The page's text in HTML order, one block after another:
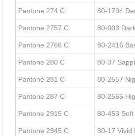
Pantone 274 C 80-1794
Pantone 2757 C 80-003
Pantone 2766 C 80-2416
Pantone 280 C 80-37
Pantone 281 C 80-2557
Pantone 287 C 80-2565
Pantone 2915 C 80-453 Soft
Pantone 2945 C 80-17 Vivid